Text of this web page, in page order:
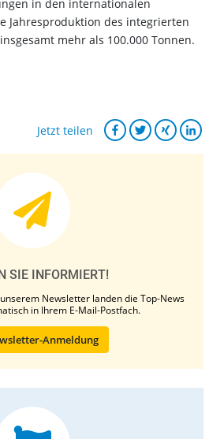
in den internationalen
Jahresproduktion des integrierten
mehr als 100.000 Tonnen.
Jetzt teilen
SIE INFORMIERT!
Newsletter landen die Top-News
in Ihrem E-Mail-Postfach.
Anmeldung